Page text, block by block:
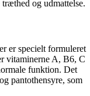
og udmattelse.
er specielt formuleret
vitaminerne A, B6, C
funktion. Det
pantothensyre, som